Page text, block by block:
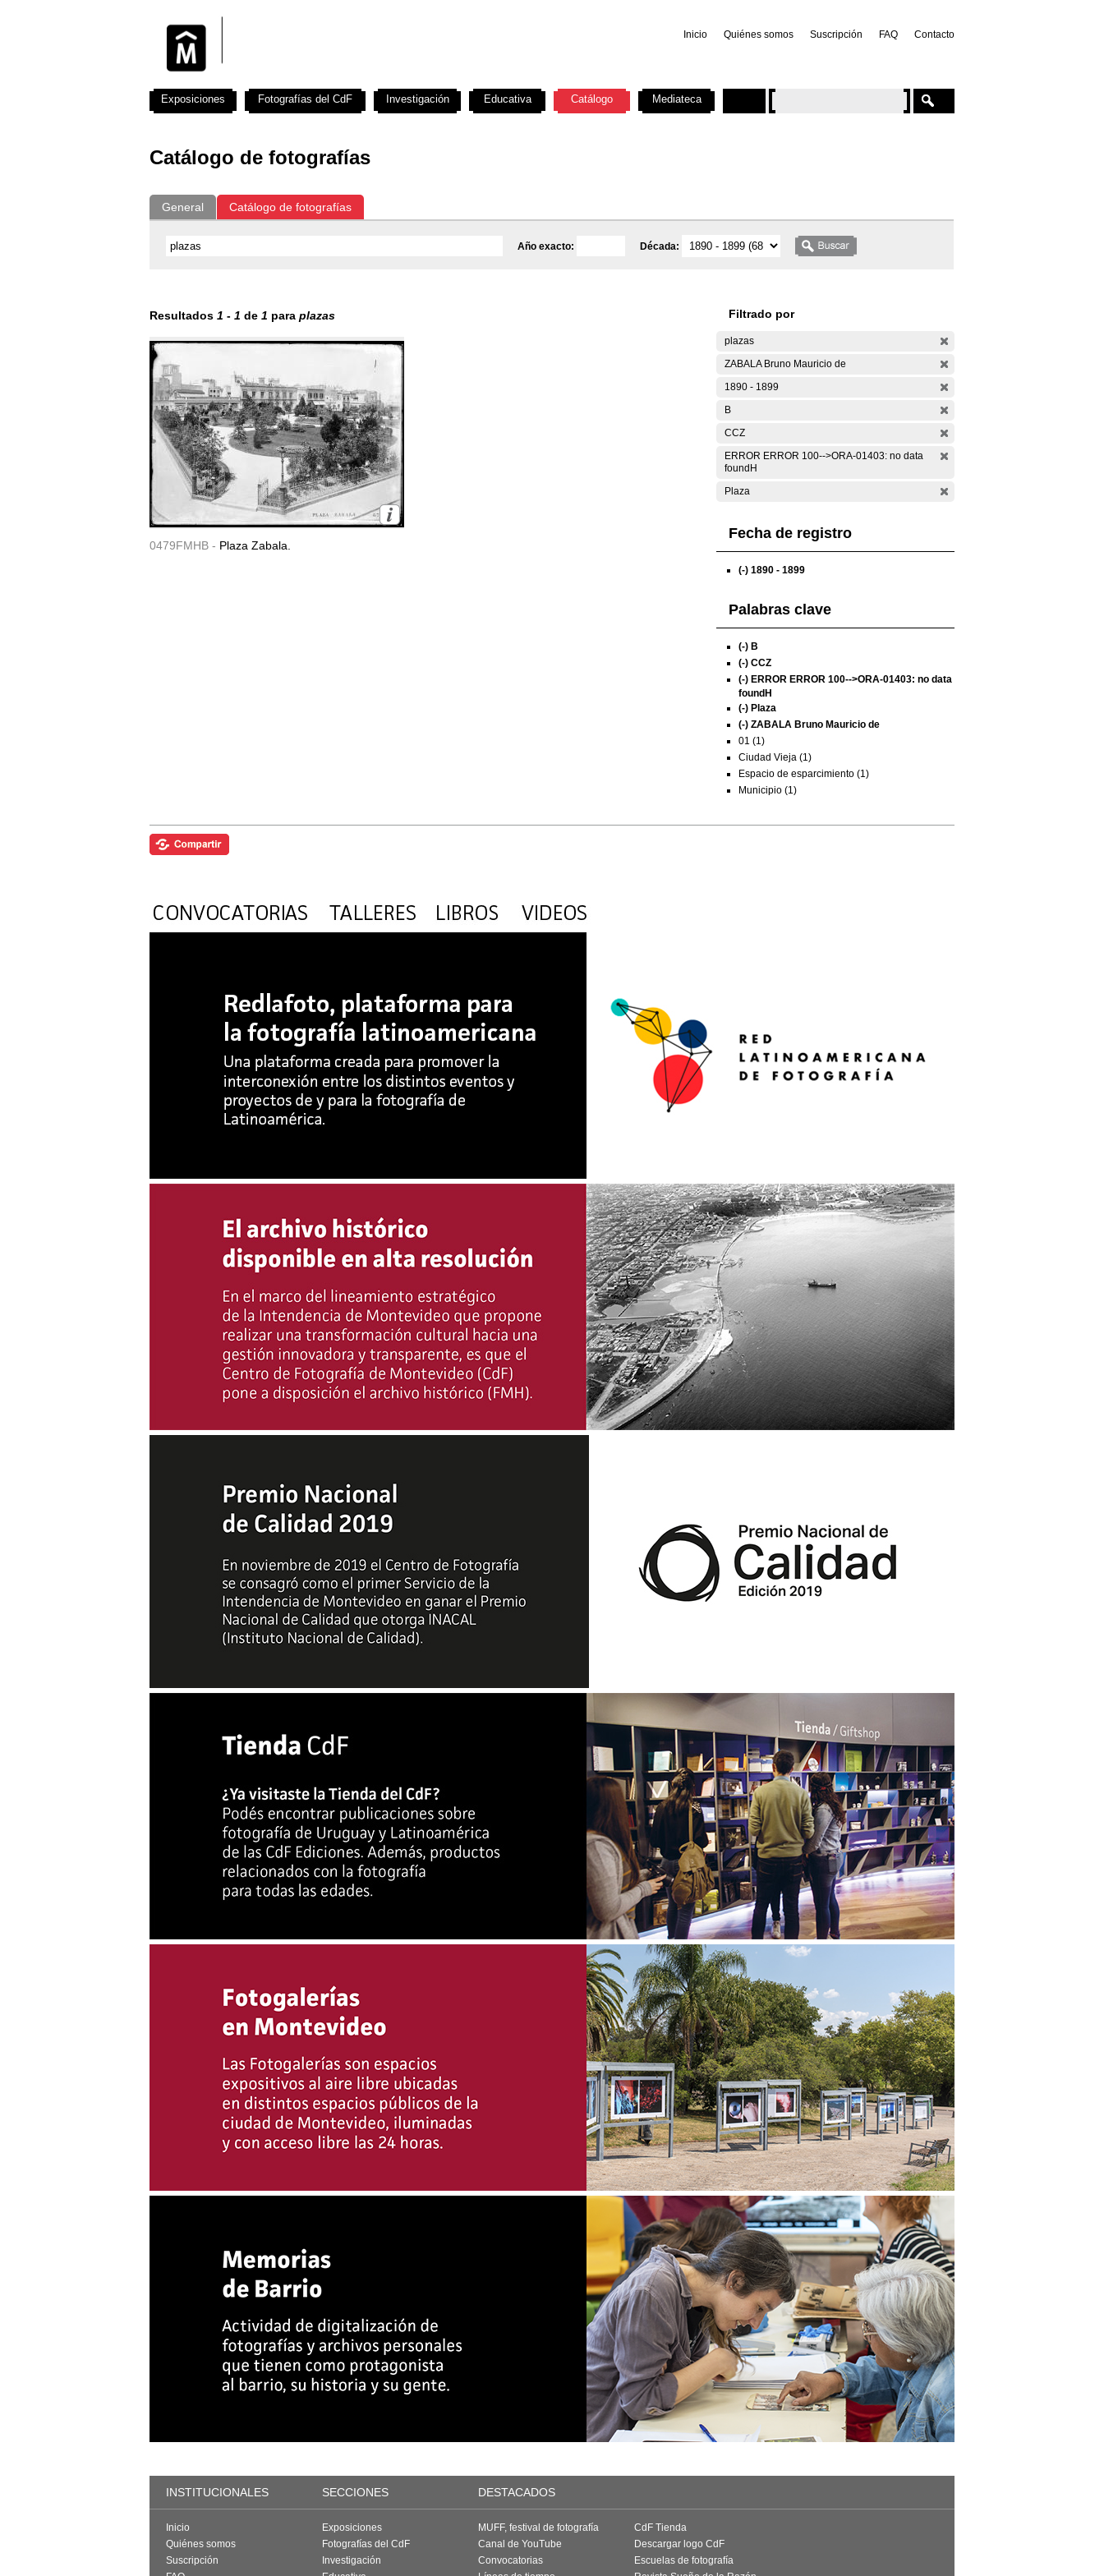
Inicio Quiénes somos Suscripción FAQ Contacto
Catálogo de fotografías
General Catálogo de fotografías
Año exacto: Década:
Resultados 1 - 1 de 1 para plazas
0479FMHB - Plaza Zabala.
Filtrado por
plazas
ZABALA Bruno Mauricio de
1890 - 1899
B
CCZ
ERROR ERROR 100-->ORA-01403: no data
foundH
Plaza
Fecha de registro
(-) 1890 - 1899
Palabras clave
(-) B
(-) CCZ
(-) ERROR ERROR 100-->ORA-01403: no data
foundH
(-) Plaza
(-) ZABALA Bruno Mauricio de
01 (1)
Ciudad Vieja (1)
Espacio de esparcimiento (1)
Municipio (1)
Exposiciones Fotografías del CdF Investigación Educativa Catálogo Mediateca
INSTITUCIONALES SECCIONES DESTACADOS
Inicio
Quiénes somos
Suscripción
Exposiciones
Fotografías del CdF
Investigación
MUFF, festival de fotografía
Canal de YouTube
Convocatorias
CdF Tienda
Descargar logo CdF
Escuelas de fotografía